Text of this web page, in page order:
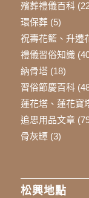
殯葬禮儀百科
環保葬(5)
祝壽花籃、升遷
禮儀習俗知識
納骨塔(18)
習俗節慶百科
蓮花塔、蓮花寶
追思用品文章
骨灰罈(3)
松興地點